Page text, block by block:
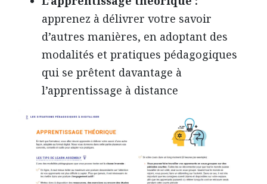
apprenez à délivrer votre savoir
d’autres manières, en adoptant des
modalités et pratiques pédagogiques
qui se prêtent davantage à
l’apprentissage à distance